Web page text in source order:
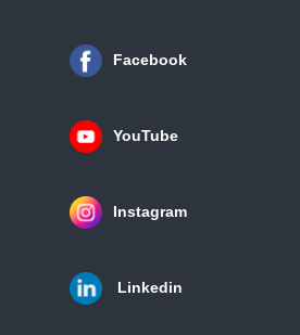
Facebook
YouTube
Instagram
Linkedin